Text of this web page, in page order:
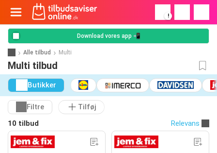
!
Download vores app 📲
Alle tilbud Multi
Multi tilbud
Butikker
Filtre
Tilføj
10 tilbud
Relevans